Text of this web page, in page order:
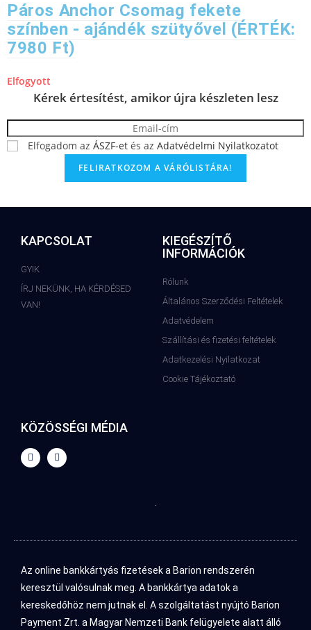
Páros Anchor Csomag fekete
színben - ajándék szütyővel (ÉRTÉK:
7980 Ft)
Elfogyott
Kérek értesítést, amikor újra készleten lesz
Elfogadom az ÁSZF-et és az Adatvédelmi Nyilatkozatot
KAPCSOLAT
GYIK
ÍRJ NEKÜNK, HA KÉRDÉSED
VAN!
KIEGÉSZÍTŐ
INFORMÁCIÓK
Rólunk
Általános Szerződési Feltételek
Adatvédelem
Szállítási és fizetési feltételek
Adatkezelési Nyilatkozat
Cookie Tájékoztató
KÖZÖSSÉGI MÉDIA
Az online bankkártyás fizetések a Barion rendszerén